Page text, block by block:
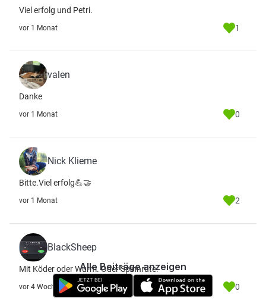
Viel erfolg und Petri.
vor 1 Monat 1
valen
Danke
vor 1 Monat 0
Nick Klieme
Bitte.Viel erfolg💪🤝
vor 1 Monat 2
BlackSheep
Mit Köder oder Wurm. Oder Spinnrute.
vor 4 Wochen 0
Alle Beiträge anzeigen